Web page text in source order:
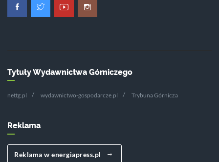
Tytuły Wydawnictwa Górniczego
nettg.pl wydawnictwo-gospodarcze.pl Trybuna Górnicza
Reklama
Reklama w energiapress.pl